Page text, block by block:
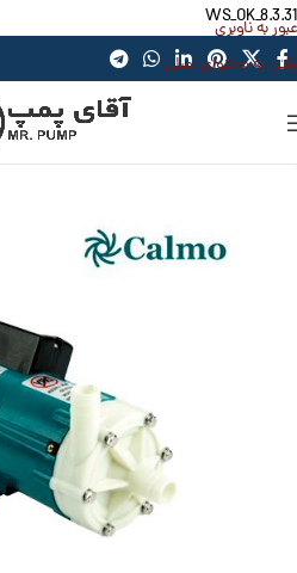
WS_OK_8.3.31
عبور به ناوبری
رفتن به محتوای اصلی